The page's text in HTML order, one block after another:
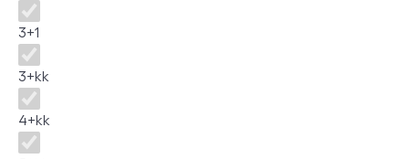
3+1
3+kk
4+kk